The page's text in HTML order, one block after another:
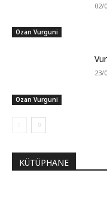
Ozan Vurguni
02/
Ozan Vurguni
23/
KÜTÜPHANE